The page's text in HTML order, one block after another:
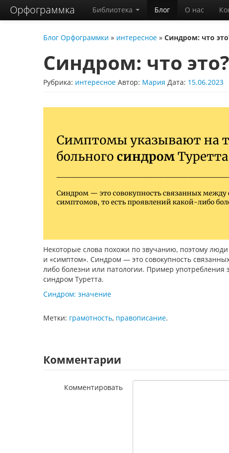
Орфограммка Библиотека Блог О нас
Блог Орфограммки » интересное » Синдром: что
Синдром: что это?
Рубрика: интересное Автор: Мария Дата: 15.06.2023
Некоторые слова похожи по звучанию, поэтому
и «симптом». Синдром — это совокупность
либо болезни или патологии. Пример употребления
синдром Туретта.
Синдром: значение
Метки: грамотность, правописание.
Комментарии
Комментировать